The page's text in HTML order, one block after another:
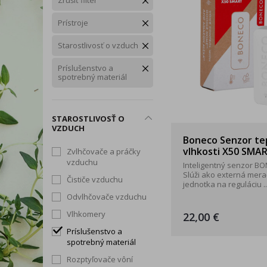
Rukavice
Okuliare a štíty
Dezinfekčné prípravky
Zdravé chudnutie
Snoreeze
TePe Tick
Trávenie, vylučovanie a
intímna hygiena
Tip na darček
Prístroje
Starostlivosť o vzduch
Príslušenstvo a
spotrebný materiál
STAROSTLIVOSŤ O
VZDUCH
Zvlhčovače a práčky
vzduchu
Čističe vzduchu
Odvlhčovače vzduchu
Vlhkomery
Príslušenstvo a
spotrebný materiál
Rozptyľovače vôní
Boneco Senzor
vlhkosti X50
Inteligentný senzor
Slúži ako externá
jednotka na reguláciu
22,00 €